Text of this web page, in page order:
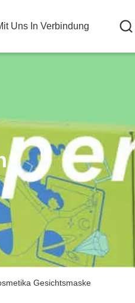
Uns In Verbindung
Gesichtsmaske